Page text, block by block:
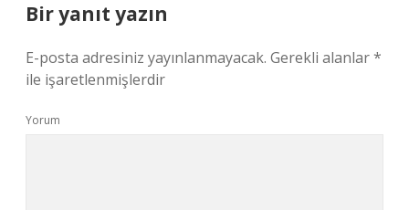
Bir yanıt yazın
E-posta adresiniz yayınlanmayacak. Gerekli alanlar*
ile işaretlenmişlerdir
Yorum